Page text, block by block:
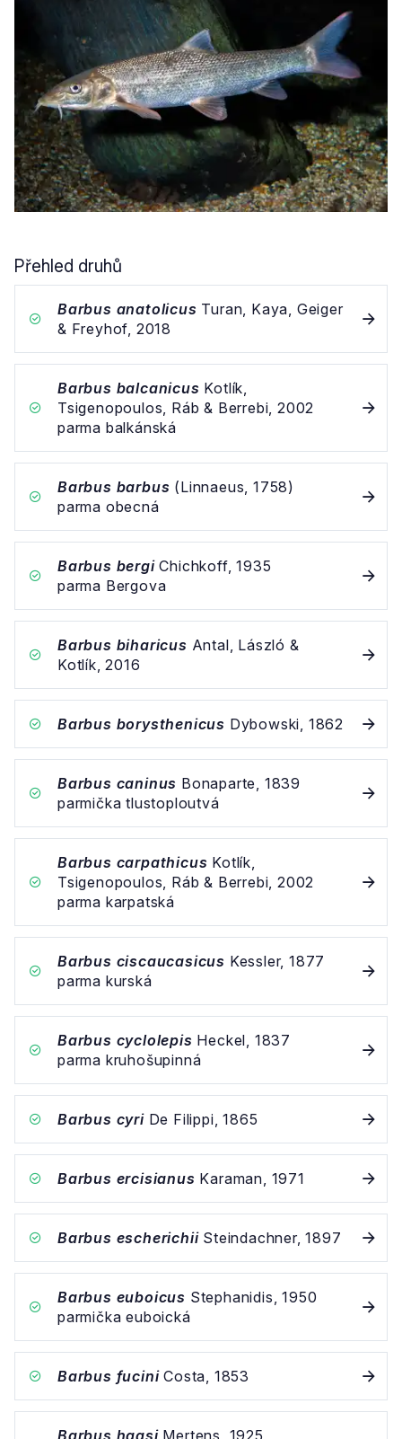
Přehled druhů
Barbus anatolicus Turan, Kaya, Geiger
& Freyhof, 2018
Barbus balcanicus Kotlík,
Tsigenopoulos, Ráb & Berrebi, 2002
parma balkánská
Barbus barbus (Linnaeus, 1758)
parma obecná
Barbus bergiChichkoff, 1935
parma Bergova
Barbus biharicus Antal, László &
Kotlík, 2016
Barbus borysthenicus Dybowski, 1862
Barbus caninus Bonaparte, 1839
parmička tlustoploutvá
Barbus carpathicus Kotlík,
Tsigenopoulos, Ráb & Berrebi, 2002
parma karpatská
Barbus ciscaucasicus Kessler, 1877
parma kurská
Barbus cyclolepis Heckel, 1837
parma kruhošupinná
Barbus cyriDe Filippi, 1865
Barbus ercisianus Karaman, 1971
Barbus escherichiiSteindachner, 1897
Barbus euboicus Stephanidis, 1950
parmička euboická
Barbus fuciniCosta, 1853
Barbus haasiMertens, 1925